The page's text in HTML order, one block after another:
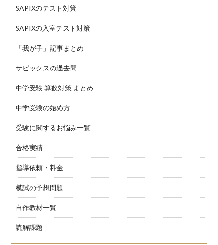
SAPIXのテスト対策
SAPIXの入室テスト対策
「我が子」記事まとめ
サピックスの過去問
中学受験 算数対策 まとめ
中学受験の始め方
受験に関するお悩み一覧
合格実績
指導依頼・料金
模試の予想問題
自作教材一覧
読解課題